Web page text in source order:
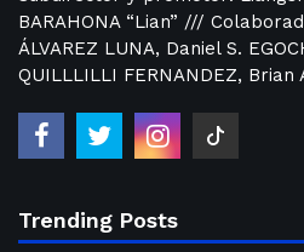
BARAHONA “Lian” ///
ÁLVAREZ LUNA, Daniel S.
QUILLLILLI FERNANDEZ, Brian
Trending Posts